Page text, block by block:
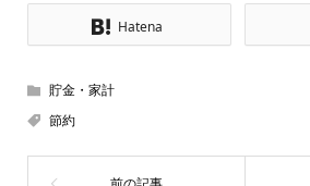
Hatena
貯金・家計
節約